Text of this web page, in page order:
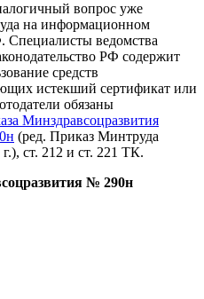
вопрос уже
на информационном
Специалисты ведомства
РФ содержит
средств
истекший сертификат или
обязаны
Минздравсоцразвития
(ред. Приказ Минтруда
ст. 212 и ст. 221 ТК.
№ 290н